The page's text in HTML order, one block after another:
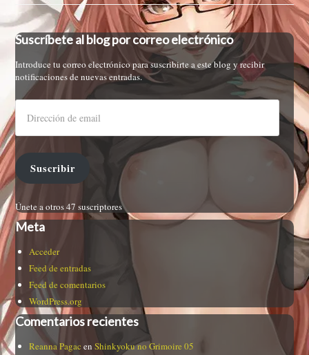
Suscríbete al blog por correo electrónico
Introduce tu correo electrónico para suscribirte a este blog y recibir
notificaciones de nuevas entradas.
Suscribir
Únete a otros 47 suscriptores
Meta
Acceder
Feed de entradas
Feed de comentarios
WordPress.org
Comentarios recientes
Reanna Pagac enShinkyoku no Grimoire 05